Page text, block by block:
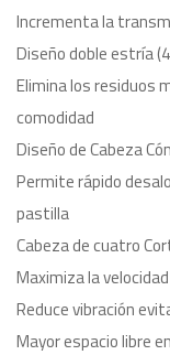
Incrementa la
Diseño doble estría
Elimina los residuos
comodidad
Diseño de Cabeza
Permite rápido
pastilla
Cabeza de cuatro
Maximiza la
Reduce vibración
Mayor espacio libre